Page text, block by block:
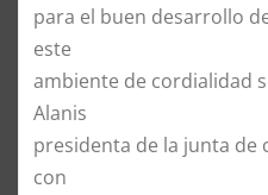
para el buen desarrollo
este
ambiente de cordialidad
Alanis
presidenta de la junta de
con